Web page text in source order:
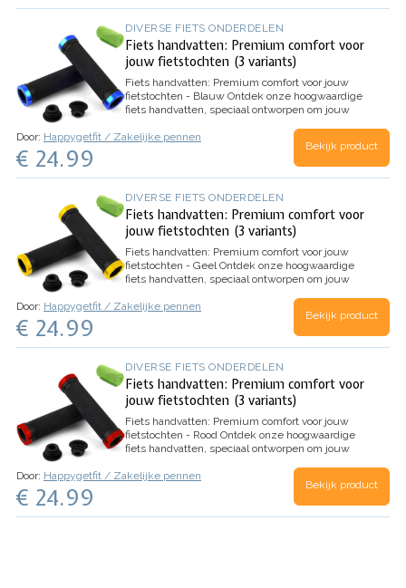
DIVERSE FIETS ONDERDELEN
Fiets handvatten: Premium comfort voor
jouw fietstochten (3 variants)
Fiets handvatten: Premium comfort voor jouw
fietstochten - Blauw Ontdek onze hoogwaardige
fiets handvatten, speciaal ontworpen om jouw
Met antisliprubber en een stevige aluminium…
Door: Happygetfit / Zakelijke pennen
€ 24.99 Bekijk product
DIVERSE FIETS ONDERDELEN
Fiets handvatten: Premium comfort voor
jouw fietstochten (3 variants)
Fiets handvatten: Premium comfort voor jouw
fietstochten - Geel Ontdek onze hoogwaardige
fiets handvatten, speciaal ontworpen om jouw
Met antisliprubber en een stevige aluminium
Door: Happygetfit / Zakelijke pennen
€ 24.99 Bekijk product
DIVERSE FIETS ONDERDELEN
Fiets handvatten: Premium comfort voor
jouw fietstochten (3 variants)
Fiets handvatten: Premium comfort voor jouw
fietstochten - Rood Ontdek onze hoogwaardige
fiets handvatten, speciaal ontworpen om jouw
Met antisliprubber en een stevige aluminium
Door: Happygetfit / Zakelijke pennen
€ 24.99 Bekijk product